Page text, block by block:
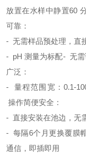
放置在水样中静置60
可靠：
- 无需样品预处理，直
- pH 测量为标配- 无需
广泛：
- 量程范围宽：0.1-
操作简便安全：
- 直接安装在池边，无
- 每隔6个月更换覆膜
通信，即插即用